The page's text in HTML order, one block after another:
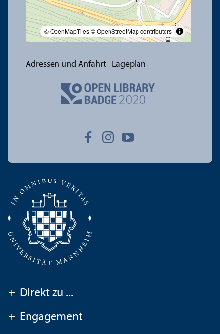
© OpenMapTiles© OpenStreetMap contributors
Adressen und Anfahrt Lageplan
+ Direkt zu ...
+ Engagement